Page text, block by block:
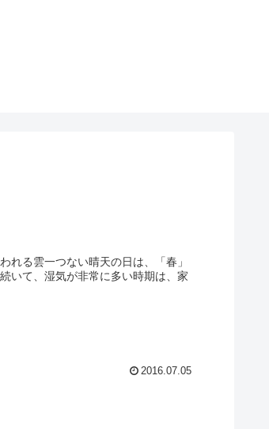
れる雲一つない晴天の日は、「春」
いて、湿気が非常に多い時期は、家
2016.07.05